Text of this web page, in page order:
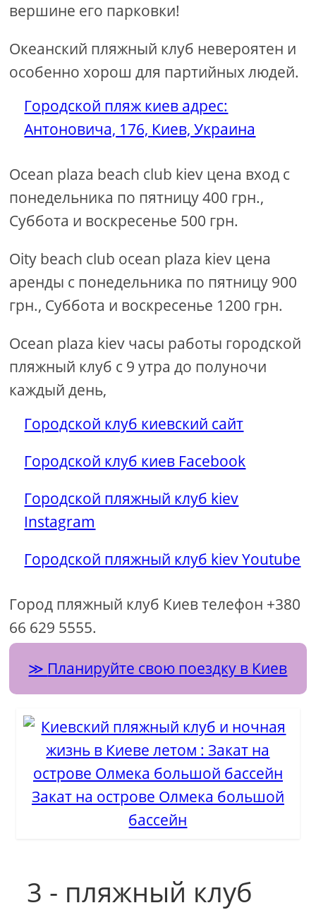
вершине его парковки!
Океанский пляжный клуб невероятен и
особенно хорош для партийных людей.
Городской пляж киев адрес:
Антоновича, 176, Киев, Украина
Ocean plaza beach club kiev цена вход с
понедельника по пятницу 400 грн.,
Суббота и воскресенье 500 грн.
Oity beach club ocean plaza kiev цена
аренды с понедельника по пятницу 900
грн., Суббота и воскресенье 1200 грн.
Ocean plaza kiev часы работы городской
пляжный клуб с 9 утра до полуночи
каждый день,
Городской клуб киевский сайт
Городской клуб киев Facebook
Городской пляжный клуб kiev
Instagram
Городской пляжный клуб kiev Youtube
Город пляжный клуб Киев телефон +380
66 629 5555.
Планируйте свою поездку в Киев
Закат на острове Олмека большой
бассейн
3 - пляжный клуб